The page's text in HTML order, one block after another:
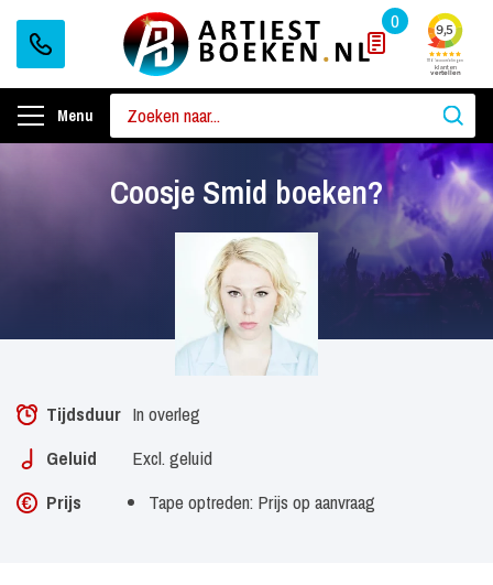
0
Menu
Coosje Smid boeken?
Tijdsduur In overleg
Geluid
Excl. geluid
Prijs
Tape optreden: Prijs op aanvraag